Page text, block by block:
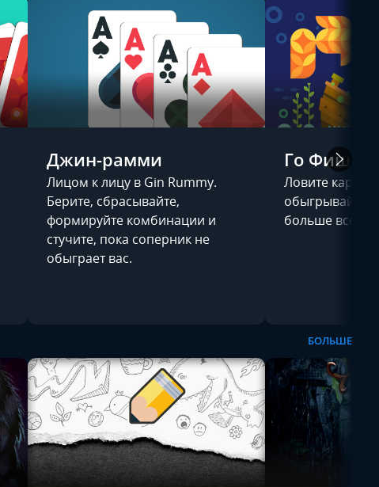
Джин-рамми
Лицом к лицу в Gin Rummy.
Берите, сбрасывайте,
формируйте комбинации и
стучите, пока соперник не
обыграет вас.
Го Фиш
Ловите карты,
обыгрывайте
больше всего
БОЛЬШЕ